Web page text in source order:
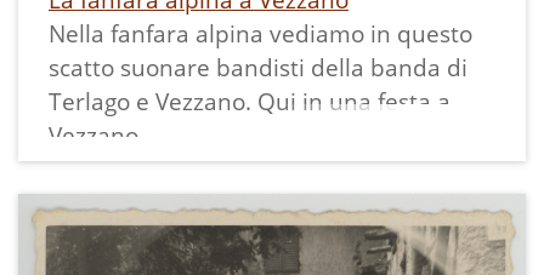
Nella fanfara alpina vediamo in questo
scatto suonare bandisti della banda di
Terlago e Vezzano. Qui in una festa a
Vezzano.
La stampa misura 6,5x9,5 cm ed ha un
bordo bianco dentellato.